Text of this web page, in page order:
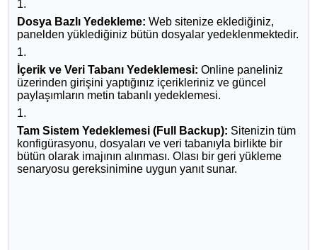
1.
Dosya Bazlı Yedekleme: Web sitenize eklediğiniz,
panelden yüklediğiniz bütün dosyalar yedeklenmektedir.
1.
İçerik ve Veri Tabanı Yedeklemesi: Online paneliniz
üzerinden girişini yaptığınız içerikleriniz ve güncel
paylaşımların metin tabanlı yedeklemesi.
1.
Tam Sistem Yedeklemesi (Full Backup): Sitenizin tüm
konfigürasyonu, dosyaları ve veri tabanıyla birlikte bir
bütün olarak imajının alınması. Olası bir geri yükleme
senaryosu gereksinimine uygun yanıt sunar.